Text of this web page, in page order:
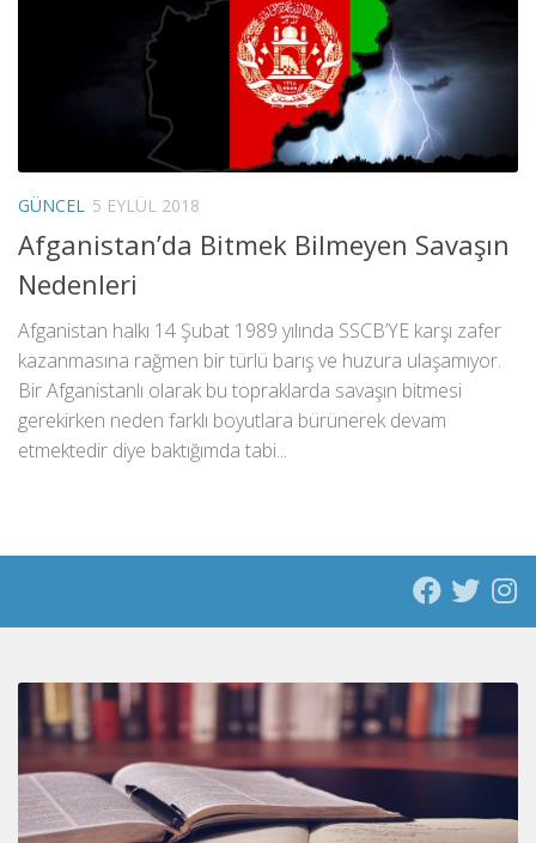
GÜNCEL 5 EYLÜL 2018
Afganistan’da Bitmek Bilmeyen Savaşın
Nedenleri
Afganistan halkı 14 Şubat 1989 yılında SSCB’YE karşı zafer
kazanmasına rağmen bir türlü barış ve huzura ulaşamıyor.
Bir Afganistanlı olarak bu topraklarda savaşın bitmesi
gerekirken neden farklı boyutlara bürünerek devam
etmektedir diye baktığımda tabi...